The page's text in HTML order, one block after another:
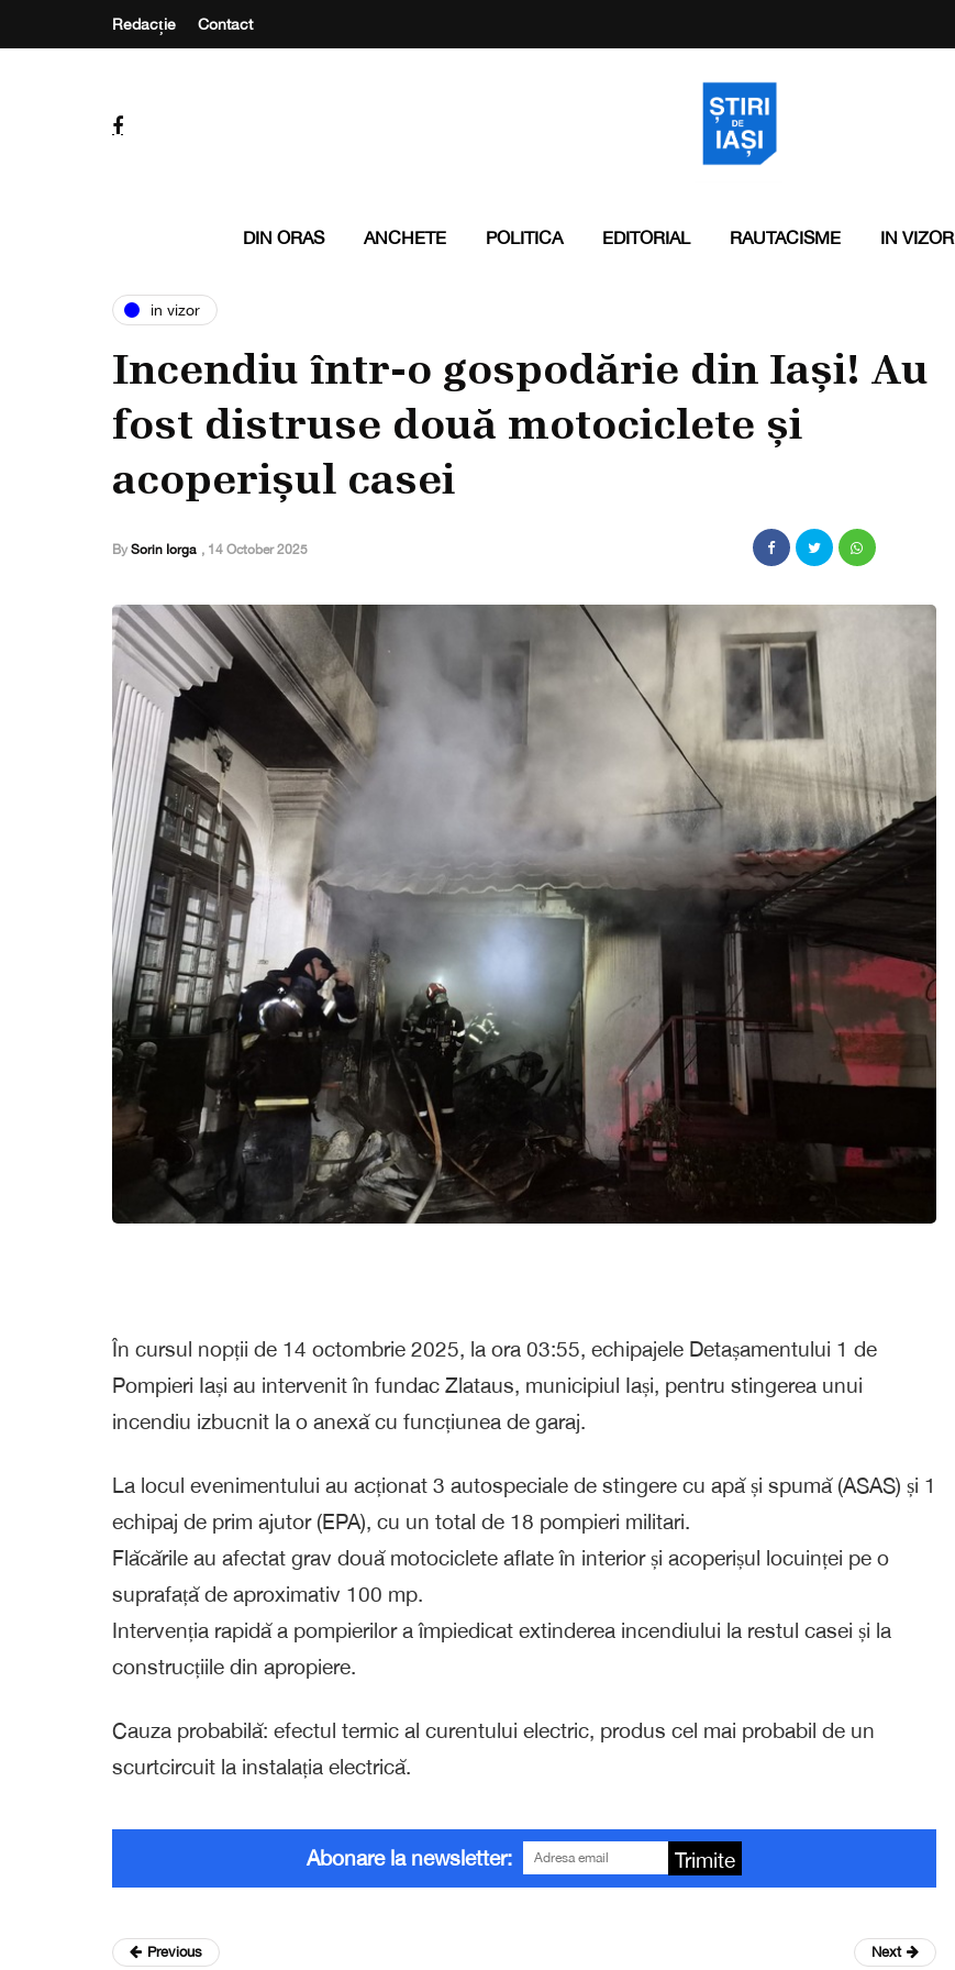
Redacție Contact
DIN ORAS ANCHETE POLITICA EDITORIAL RAUTACISME IN VIZOR
in vizor
Incendiu într-o gospodărie din Iași! Au
fost distruse două motociclete și
acoperișul casei
By Sorin Iorga , 14 October 2025
În cursul nopții de 14 octombrie 2025, la ora 03:55, echipajele Detașamentului 1 de
Pompieri Iași au intervenit în fundac Zlataus, municipiul Iași, pentru stingerea unui
incendiu izbucnit la o anexă cu funcțiunea de garaj.
La locul evenimentului au acționat 3 autospeciale de stingere cu apă și spumă (ASAS) și 1
echipaj de prim ajutor (EPA), cu un total de 18 pompieri militari.
Flăcările au afectat grav două motociclete aflate în interior și acoperișul locuinței pe o
suprafață de aproximativ 100 mp.
Intervenția rapidă a pompierilor a împiedicat extinderea incendiului la restul casei și la
construcțiile din apropiere.
Cauza probabilă: efectul termic al curentului electric, produs cel mai probabil de un
scurtcircuit la instalația electrică.
Abonare la newsletter: Trimite
Previous Next